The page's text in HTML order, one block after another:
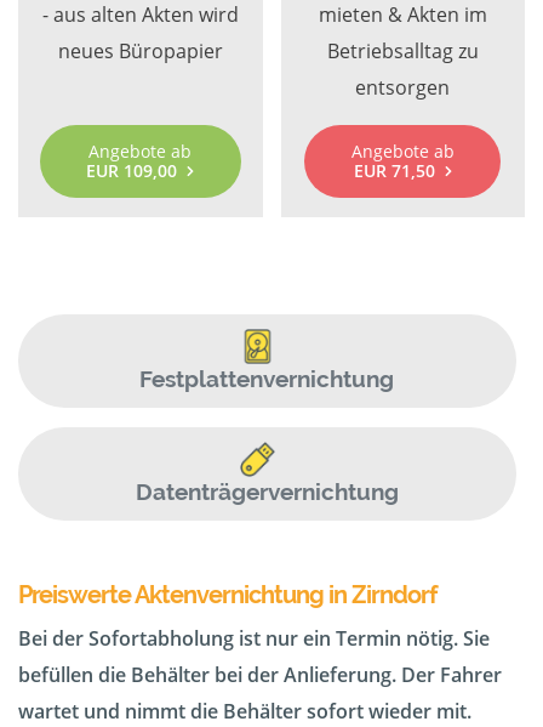
- aus alten Akten wird
neues Büropapier
Angebote ab
EUR 109,00
mieten & Akten im
Betriebsalltag zu
entsorgen
Angebote ab
EUR 71,50
Festplattenvernichtung
Datenträgervernichtung
Preiswerte Aktenvernichtung in Zirndorf
Bei der Sofortabholung ist nur ein Termin nötig. Sie
befüllen die Behälter bei der Anlieferung. Der Fahrer
wartet und nimmt die Behälter sofort wieder mit.